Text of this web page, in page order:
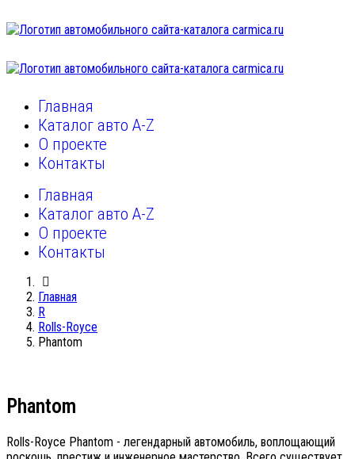
Главная
Каталог авто A-Z
О проекте
Контакты
Главная
Каталог авто A-Z
О проекте
Контакты
Главная
R
Rolls-Royce
Phantom
Phantom
Rolls-Royce Phantom - легендарный автомобиль, воплощающий